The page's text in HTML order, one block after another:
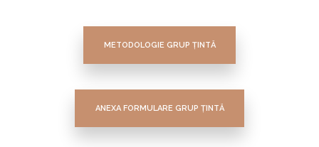
METODOLOGIE GRUP ȚINTĂ
ANEXA FORMULARE GRUP ȚINTĂ